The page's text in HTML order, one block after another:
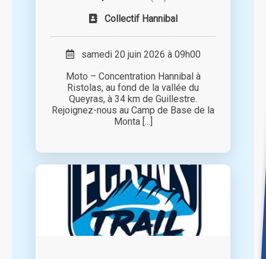
Collectif Hannibal
samedi 20 juin 2026 à 09h00
Moto – Concentration Hannibal à
Ristolas, au fond de la vallée du
Queyras, à 34 km de Guillestre.
Rejoignez-nous au Camp de Base de la
Monta [...]